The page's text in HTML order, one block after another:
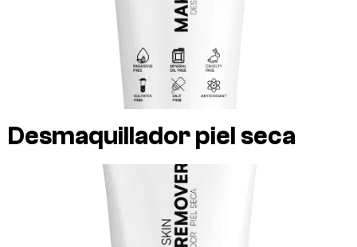
Desmaquillador piel seca